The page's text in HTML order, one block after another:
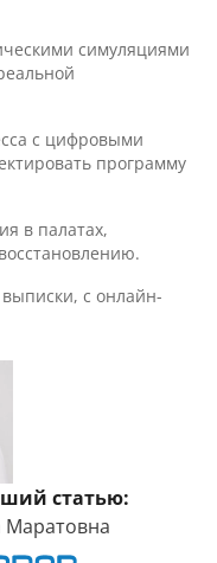
симуляциями
с цифровыми
программу
в палатах,
с онлайн-
статью:
Маратовна